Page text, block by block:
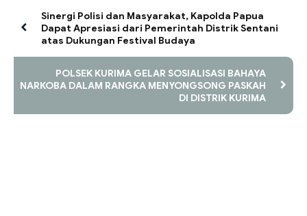
Sinergi Polisi dan Masyarakat, Kapolda Papua
Dapat Apresiasi dari Pemerintah Distrik Sentani
atas Dukungan Festival Budaya
POLSEK KURIMA GELAR SOSIALISASI BAHAYA
NARKOBA DALAM RANGKA MENYONGSONG PASKAH
DI DISTRIK KURIMA